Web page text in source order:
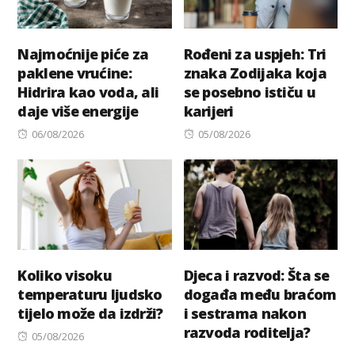
Najmoćnije piće za
paklene vrućine:
Hidrira kao voda, ali
daje više energije
Posted
06/08/2026
Rođeni za uspjeh: Tri
znaka Zodijaka koja
se posebno ističu u
karijeri
Posted
05/08/2026
Koliko visoku
temperaturu ljudsko
tijelo može da izdrži?
Posted
05/08/2026
Djeca i razvod: Šta se
događa među braćom
i sestrama nakon
razvoda roditelja?